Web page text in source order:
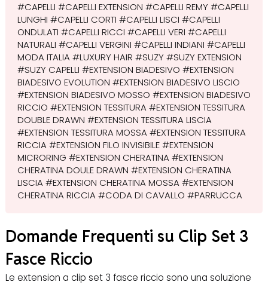
#CAPELLI #CAPELLI EXTENSION #CAPELLI REMY #CAPELLI
LUNGHI #CAPELLI CORTI #CAPELLI LISCI #CAPELLI
ONDULATI #CAPELLI RICCI #CAPELLI VERI #CAPELLI
NATURALI #CAPELLI VERGINI #CAPELLI INDIANI #CAPELLI
MODA ITALIA #LUXURY HAIR #SUZY #SUZY EXTENSION
#SUZY CAPELLI #EXTENSION BIADESIVO #EXTENSION
BIADESIVO EVOLUTION #EXTENSION BIADESIVO LISCIO
#EXTENSION BIADESIVO MOSSO #EXTENSION BIADESIVO
RICCIO #EXTENSION TESSITURA #EXTENSION TESSITURA
DOUBLE DRAWN #EXTENSION TESSITURA LISCIA
#EXTENSION TESSITURA MOSSA #EXTENSION TESSITURA
RICCIA #EXTENSION FILO INVISIBILE #EXTENSION
MICRORING #EXTENSION CHERATINA #EXTENSION
CHERATINA DOULE DRAWN #EXTENSION CHERATINA
LISCIA #EXTENSION CHERATINA MOSSA #EXTENSION
CHERATINA RICCIA #CODA DI CAVALLO #PARRUCCA
Domande Frequenti su Clip Set 3
Fasce Riccio
Le extension a clip set 3 fasce riccio sono una soluzione